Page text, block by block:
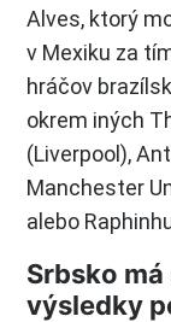
Alves, ktorý
v Mexiku za
hráčov
okrem iných
(Liverpool),
Manchester
alebo
Srbsko
výsledky